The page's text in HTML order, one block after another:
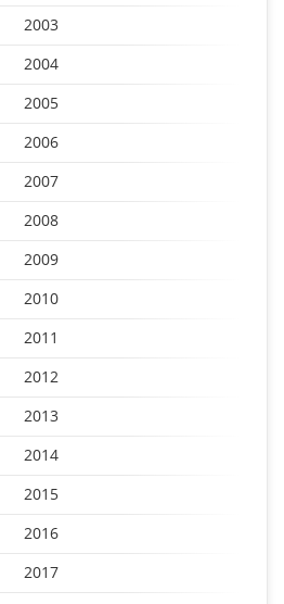
2003
2004
2005
2006
2007
2008
2009
2010
2011
2012
2013
2014
2015
2016
2017